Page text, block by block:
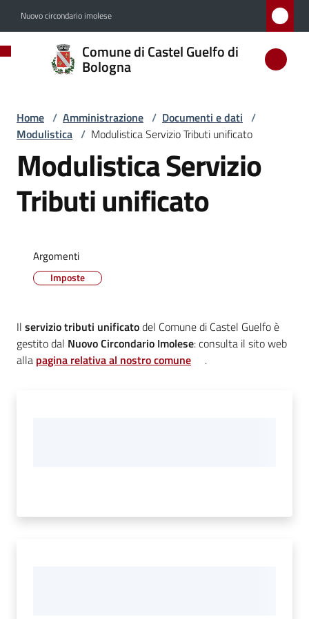
Nuovo circondario imolese
Comune di Castel Guelfo di
Bologna
Comune
di
Guelfo
di
Bologna
Amministrazione
Novità
Vivere
Castel
Tutti
Home / Amministrazione / Documenti e dati /
Modulistica / Modulistica Servizio Tributi unificato
Modulistica Servizio
Tributi unificato
Argomenti
Imposte
Il servizio tributi unificatodel Comune di Castel Guelfo è
gestito dal Nuovo Circondario Imolese: consulta il sito web
alla pagina relativa al nostro comune .